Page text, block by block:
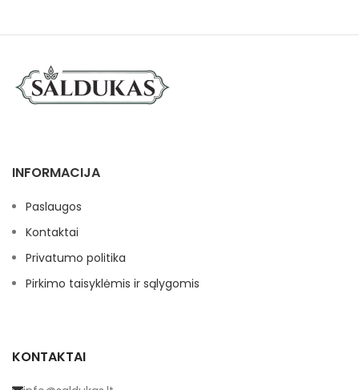
INFORMACIJA
Paslaugos
Kontaktai
Privatumo politika
Pirkimo taisyklėmis ir sąlygomis
KONTAKTAI